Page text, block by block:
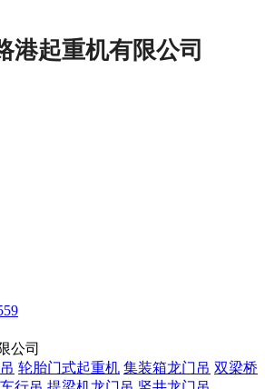
港起重机有限公司
公司
轮胎门式起重机 集装箱龙门吊 双梁桥